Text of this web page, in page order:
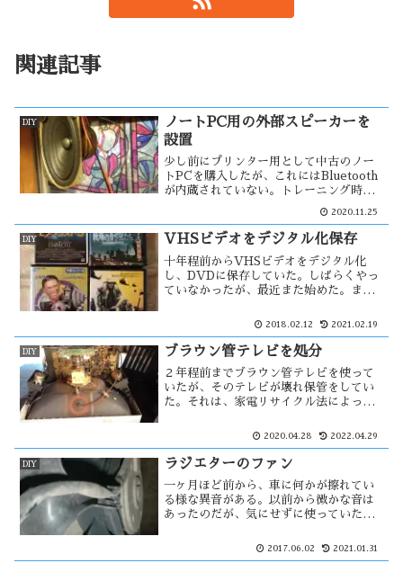
関連記事
DIY
ノートPC用の外部スピーカーを
設置
少し前にプリンター用として中古のノー
トPCを購入したが、これにはBluetooth
が内蔵されていない。トレーニング時に
bluetoothスピーカーを使っていた。そ
こで、アダプターを購入し接続してみた
2020.11.25
DIY VHSビデオをデジタル化保存
十年程前からVHSビデオをデジタル化
し、DVDに保存していた。しばらくやっ
ていなかったが、最近また始めた。まだ
数十本。ビデオのダビングは著作権法違
のない物はどうなのだろう？
2018.02.12 2021.02.19
DIY ブラウン管テレビを処分
２年程前までブラウン管テレビを使って
いたが、そのテレビが壊れ保管をしてい
た。それは、家電リサイクル法によって
です。しかしリサイクル料が高いため、
ためには分別が必要・・・
2020.04.28 2022.04.29
DIY ラジエターのファン
一ヶ月ほど前から、車に何かが擦れてい
る様な異音がある。以前から微かな音は
あったのだが、気にせずに使っていた。
聞こえたのでボンネットを開けて見た。
2017.06.02 2021.01.31